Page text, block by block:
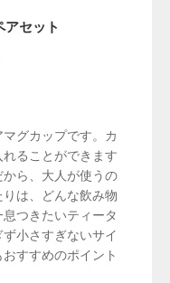
アセット
グカップです。カ
ることができます
ら、大人が使うの
は、どんな飲み物
つきたいティータ
小さすぎないサイ
すすめのポイント